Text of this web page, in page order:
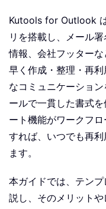
Kutools for Outlook
リを搭載し、メール
情報、会社フッター
早く作成・整理・再
なコミュニケーショ
ールで一貫した書式
ート機能がワークフ
すれば、いつでも再
ます。
本ガイドでは、テン
説し、そのメリット